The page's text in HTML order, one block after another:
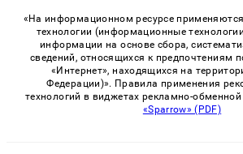
«На информационном ресурсе
технологии (информационные
информации на основе сбора,
сведений, относящихся к предпочтениям
«Интернет», находящихся на
Федерации)». Правила применения
технологий в виджетах рекламно-
«Sparrow» (PDF)